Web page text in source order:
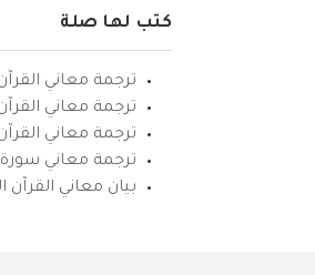
كتب لها صلة
ترجمة معاني القرآن
ترجمة معاني
ترجمة معاني
ترجمة معاني سورة
بيان معاني القرآن